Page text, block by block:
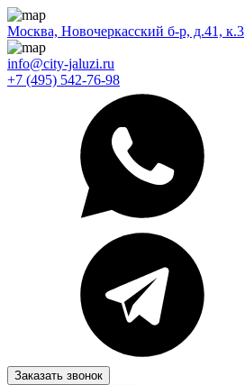
Москва, Новочеркасский б-р, д.41, к.3
info@city-jaluzi.ru
+7 (495) 542-76-98
Заказать звонок